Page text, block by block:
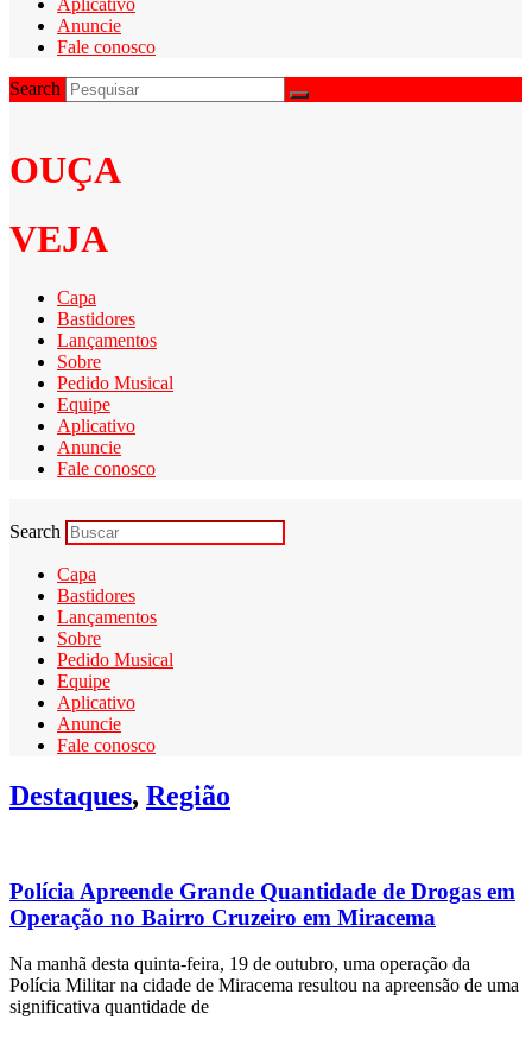
Anuncie
Fale conosco
Search
OUÇA
VEJA
Capa
Bastidores
Lançamentos
Sobre
Pedido Musical
Equipe
Aplicativo
Anuncie
Fale conosco
Search
Capa
Bastidores
Lançamentos
Sobre
Pedido Musical
Equipe
Aplicativo
Anuncie
Fale conosco
Destaques, Região
Polícia Apreende Grande Quantidade de Drogas em
Operação no Bairro Cruzeiro em Miracema
Na manhã desta quinta-feira, 19 de outubro, uma operação da
Polícia Militar na cidade de Miracema resultou na apreensão de uma
significativa quantidade de